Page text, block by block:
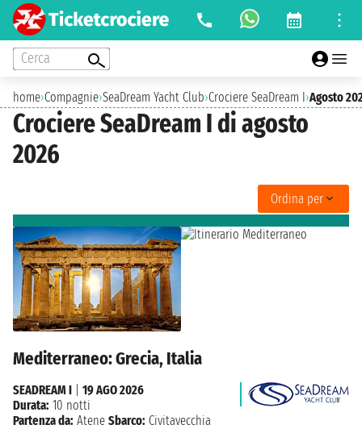
Cerca
home›Compagnie›SeaDream Yacht Club›Crociere SeaDream I›Agosto
Crociere SeaDream I di agosto
2026
Ordina per
Mediterraneo: Grecia, Italia
SEADREAM I
19 AGO 2026
Durata: 10 notti
Partenza da: Atene Sbarco: Civitavecchia